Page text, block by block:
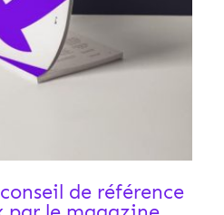
de référence